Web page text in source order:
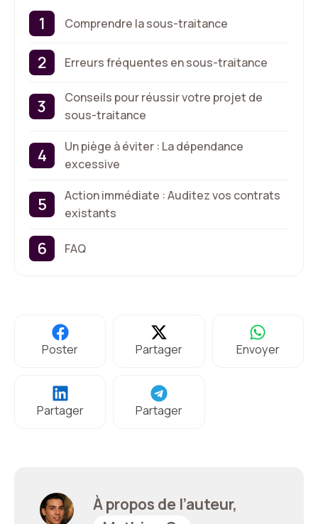
Comprendre la sous-traitance
Erreurs fréquentes en sous-traitance
Conseils pour réussir votre projet de
sous-traitance
Un piège à éviter : La dépendance
excessive
Action immédiate : Auditez vos contrats
existants
FAQ
Poster Partager Envoyer
Partager Partager
À propos de l’auteur,